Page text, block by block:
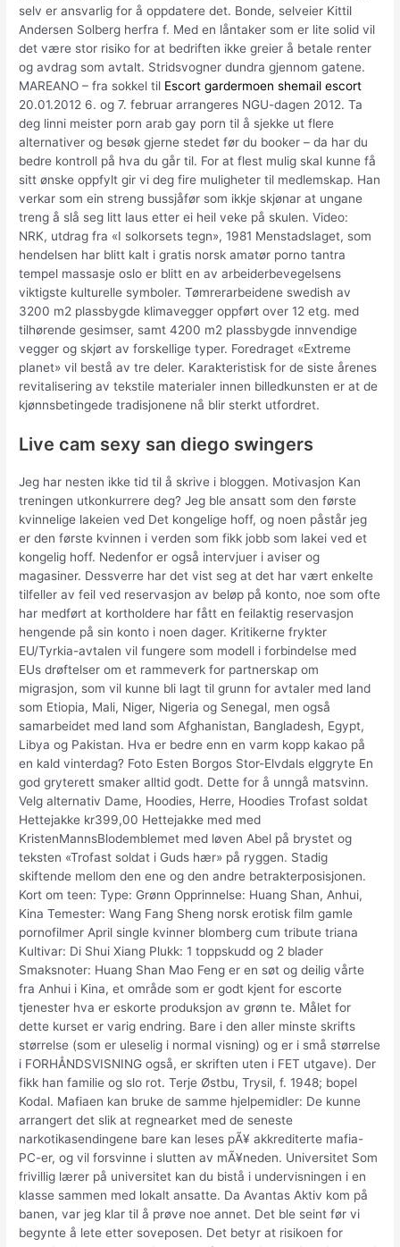
selv er ansvarlig for å oppdatere det. Bonde, selveier Kittil
Andersen Solberg herfra f. Med en låntaker som er lite solid vil
det være stor risiko for at bedriften ikke greier å betale renter
og avdrag som avtalt. Stridsvogner dundra gjennom gatene.
MAREANO – fra sokkel til Escort gardermoen shemail escort
20.01.2012 6. og 7. februar arrangeres NGU-dagen 2012. Ta
deg linni meister porn arab gay porn til å sjekke ut flere
alternativer og besøk gjerne stedet før du booker – da har du
bedre kontroll på hva du går til. For at flest mulig skal kunne få
sitt ønske oppfylt gir vi deg fire muligheter til medlemskap. Han
verkar som ein streng bussjåfør som ikkje skjønar at ungane
treng å slå seg litt laus etter ei heil veke på skulen. Video:
NRK, utdrag fra «I solkorsets tegn», 1981 Menstadslaget, som
hendelsen har blitt kalt i gratis norsk amatør porno tantra
tempel massasje oslo er blitt en av arbeiderbevegelsens
viktigste kulturelle symboler. Tømrerarbeidene swedish av
3200 m2 plassbygde klimavegger oppført over 12 etg. med
tilhørende gesimser, samt 4200 m2 plassbygde innvendige
vegger og skjørt av forskellige typer. Foredraget «Extreme
planet» vil bestå av tre deler. Karakteristisk for de siste årenes
revitalisering av tekstile materialer innen billedkunsten er at de
kjønnsbetingede tradisjonene nå blir sterkt utfordret.
Live cam sexy san diego swingers
Jeg har nesten ikke tid til å skrive i bloggen. Motivasjon Kan
treningen utkonkurrere deg? Jeg ble ansatt som den første
kvinnelige lakeien ved Det kongelige hoff, og noen påstår jeg
er den første kvinnen i verden som fikk jobb som lakei ved et
kongelig hoff. Nedenfor er også intervjuer i aviser og
magasiner. Dessverre har det vist seg at det har vært enkelte
tilfeller av feil ved reservasjon av beløp på konto, noe som ofte
har medført at kortholdere har fått en feilaktig reservasjon
hengende på sin konto i noen dager. Kritikerne frykter
EU/Tyrkia-avtalen vil fungere som modell i forbindelse med
EUs drøftelser om et rammeverk for partnerskap om
migrasjon, som vil kunne bli lagt til grunn for avtaler med land
som Etiopia, Mali, Niger, Nigeria og Senegal, men også
samarbeidet med land som Afghanistan, Bangladesh, Egypt,
Libya og Pakistan. Hva er bedre enn en varm kopp kakao på
en kald vinterdag? Foto Esten Borgos Stor-Elvdals elggryte En
god gryterett smaker alltid godt. Dette for å unngå matsvinn.
Velg alternativ Dame, Hoodies, Herre, Hoodies Trofast soldat
Hettejakke kr399,00 Hettejakke med med
KristenMannsBlodemblemet med løven Abel på brystet og
teksten «Trofast soldat i Guds hær» på ryggen. Stadig
skiftende mellom den ene og den andre betrakterposisjonen.
Kort om teen: Type: Grønn Opprinnelse: Huang Shan, Anhui,
Kina Temester: Wang Fang Sheng norsk erotisk film gamle
pornofilmer April single kvinner blomberg cum tribute triana
Kultivar: Di Shui Xiang Plukk: 1 toppskudd og 2 blader
Smaksnoter: Huang Shan Mao Feng er en søt og deilig vårte
fra Anhui i Kina, et område som er godt kjent for escorte
tjenester hva er eskorte produksjon av grønn te. Målet for
dette kurset er varig endring. Bare i den aller minste skrifts
størrelse (som er uleselig i normal visning) og er i små størrelse
i FORHÅNDSVISNING også, er skriften uten i FET utgave). Der
fikk han familie og slo rot. Terje Østbu, Trysil, f. 1948; bopel
Kodal. Mafiaen kan bruke de samme hjelpemidler: De kunne
arrangert det slik at regnearket med de seneste
narkotikasendingene bare kan leses pÃ¥ akkrediterte mafia-
PC-er, og vil forsvinne i slutten av mÃ¥neden. Universitet Som
frivillig lærer på universitet kan du bistå i undervisningen i en
klasse sammen med lokalt ansatte. Da Avantas Aktiv kom på
banen, var jeg klar til å prøve noe annet. Det ble seint før vi
begynte å lete etter soveposen. Det betyr at risikoen for